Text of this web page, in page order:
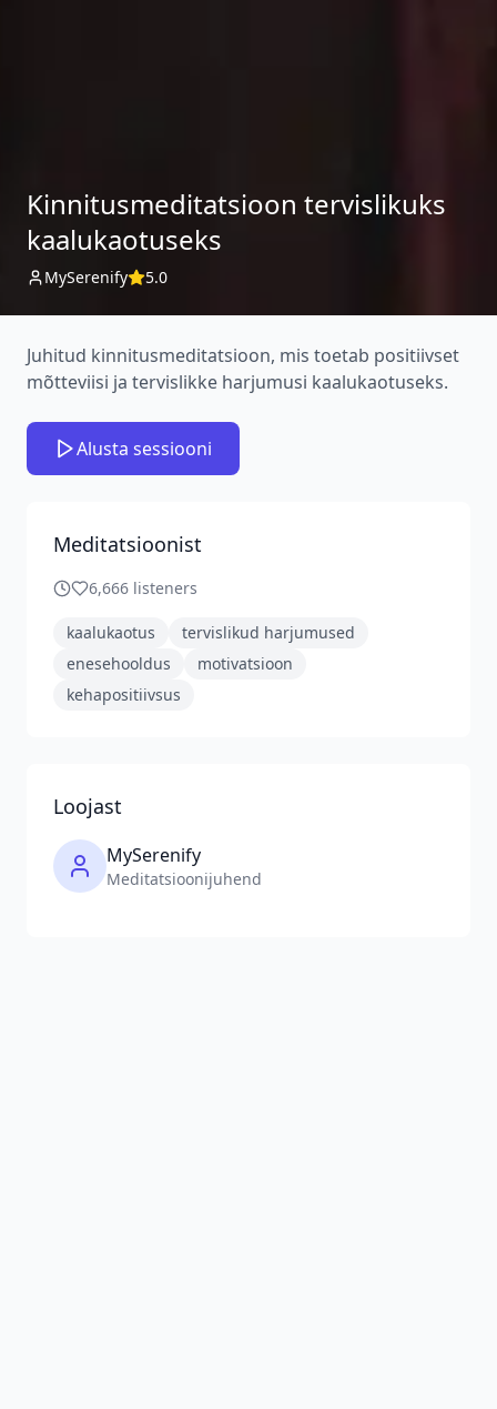
Kinnitusmeditatsioon tervislikuks
kaalukaotuseks
MySerenify 5.0
Juhitud kinnitusmeditatsioon, mis toetab positiivset
mõtteviisi ja tervislikke harjumusi kaalukaotuseks.
Alusta sessiooni
Meditatsioonist
6,666 listeners
kaalukaotus
tervislikud harjumused
enesehooldus
motivatsioon
kehapositiivsus
Loojast
MySerenify
Meditatsioonijuhend